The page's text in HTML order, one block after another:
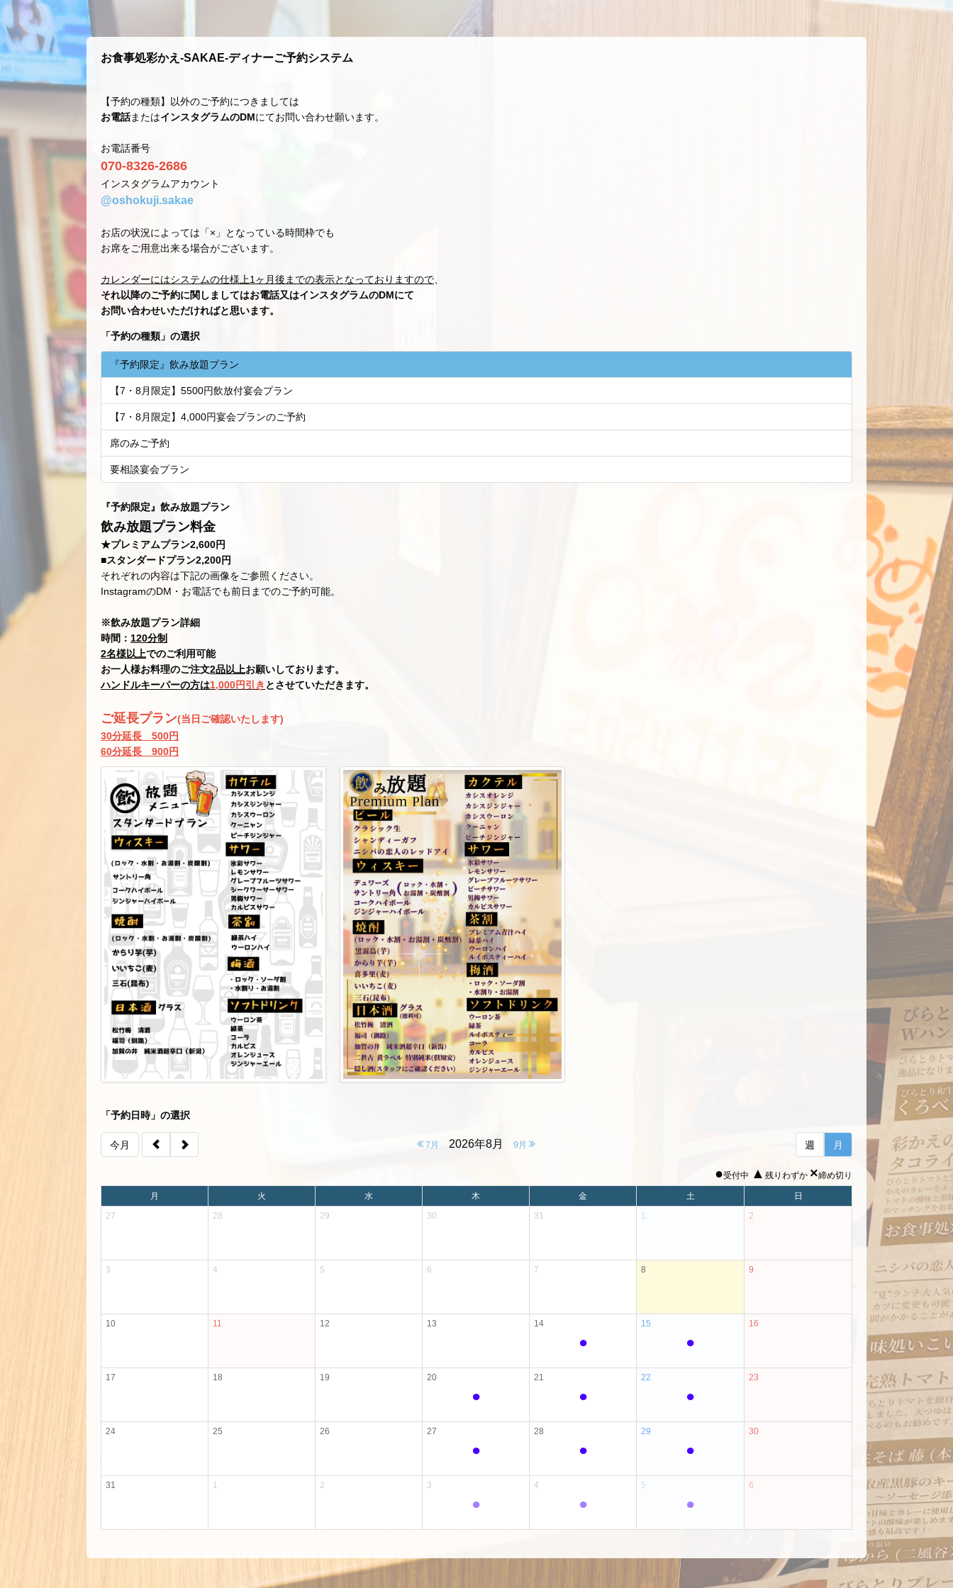
お食事処彩かえ-SAKAE-ディナーご予約システム
【予約の種類】以外のご予約につきましては
お電話またはインスタグラムのDMにてお問い合わせ願います。
お電話番号
070-8326-2686
インスタグラムアカウント
@oshokuji.sakae
お店の状況によっては「×」となっている時間枠でも
お席をご用意出来る場合がございます。
カレンダーにはシステムの仕様上1ヶ月後までの表示となっておりますので
それ以降のご予約に関しましてはお電話又はインスタグラムのDMにて
お問い合わせいただければと思います。
「予約の種類」の選択
『予約限定』飲み放題プラン
【7・8月限定】5500円飲放付宴会プラン
【7・8月限定】4,000円宴会プランのご予約
席のみご予約
要相談宴会プラン
『予約限定』飲み放題プラン
飲み放題プラン料金
★プレミアムプラン2,600円
■スタンダードプラン2,200円
それぞれの内容は下記の画像をご参照ください。
InstagramのDM・お電話でも前日までのご予約可能。
※飲み放題プラン詳細
時間： 120分制
2名様以上でのご利用可能
お一人様お料理のご注文2品以上お願いしております。
ハンドルキーパーの方は1,000円引き とさせていただきます。
ご延長プラン(当日ご確認いたします)
30分延長 500円
60分延長 900円
「予約日時」の選択
今月 7月 2026年8月 9月 週 月
●受付中 ▲ 残りわずか ×締め切り
月 火 水 木 金 土
日
27
28 29 30 31 1 2
3 4 5 6 7 8 9
10 11 12 13 14
●
15
●
16
17 18 19 20
●
21
●
22
●
23
24 25 26 27
●
28
●
29
●
30
31 1 2 3
●
4
●
5
●
6